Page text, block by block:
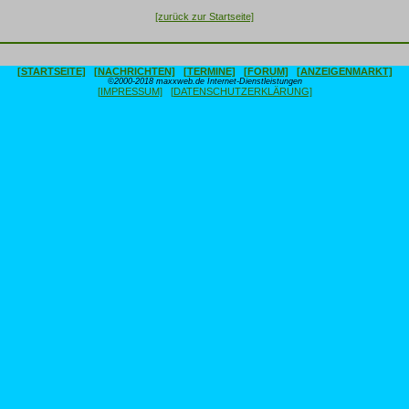
[zurück zur Startseite]
[STARTSEITE] [NACHRICHTEN] [TERMINE] [FORUM] [ANZEIGENMARKT]
©2000-2018 maxxweb.de Internet-Dienstleistungen
[IMPRESSUM] [DATENSCHUTZERKLÄRUNG]